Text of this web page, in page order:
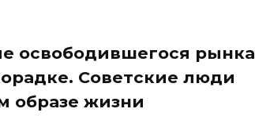
освободившегося рынка
Советские люди
образе жизни